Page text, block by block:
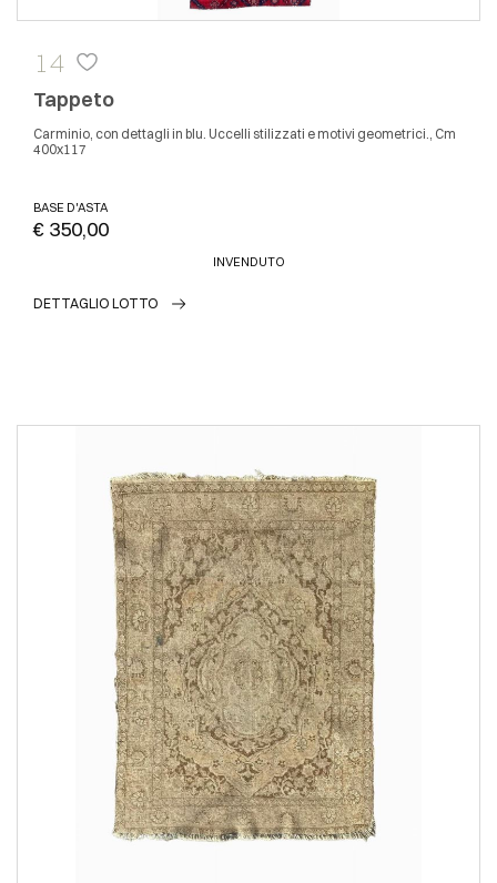
14
Tappeto
Carminio, con dettagli in blu. Uccelli stilizzati e motivi geometrici., Cm
400x117
BASE D'ASTA
€ 350,00
INVENDUTO
DETTAGLIO LOTTO